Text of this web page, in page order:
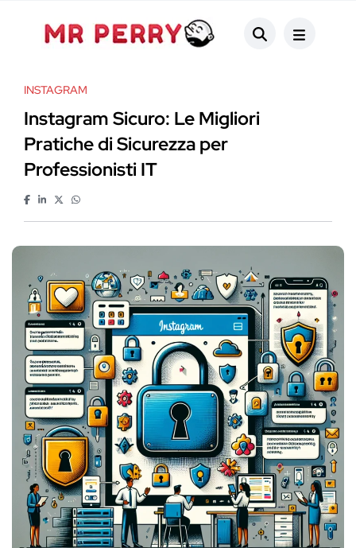
INSTAGRAM
Instagram Sicuro: Le Migliori
Pratiche di Sicurezza per
Professionisti IT